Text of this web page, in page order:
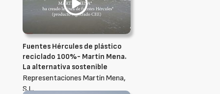
Fuentes Hércules de plástico
reciclado 100%- Martín Mena.
La alternativa sostenible
Representaciones Martín Mena,
S.L.